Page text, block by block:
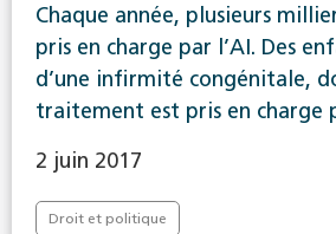
Chaque année, plusieurs
pris en charge par l’AI. Des
d’une infirmité congénitale,
traitement est pris en charge
2 juin 2017
Droit et politique